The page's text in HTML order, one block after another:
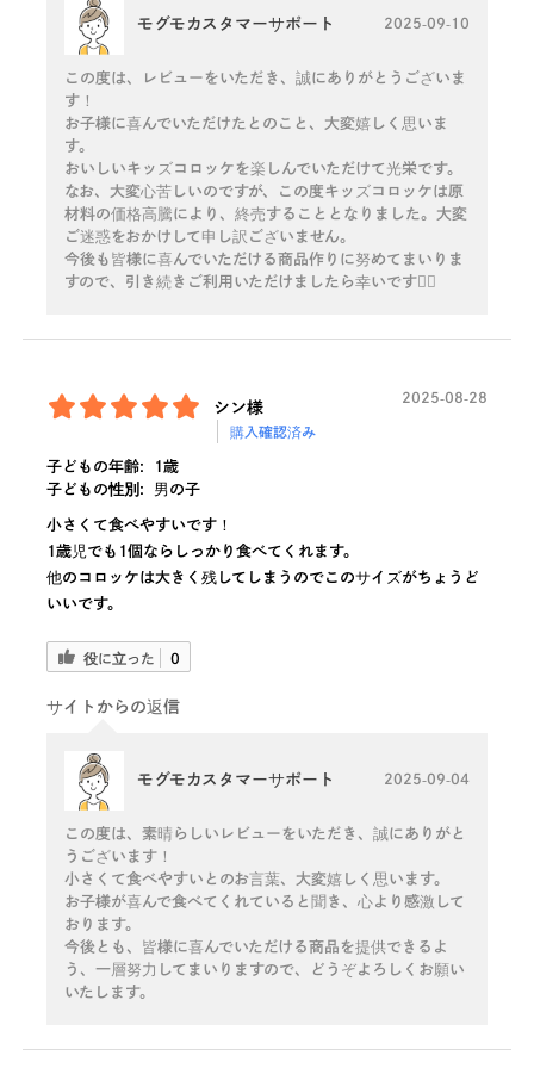
モグモカスタマーサポート 2025-09-10
この度は、レビューをいただき、誠にありがとうございま
す！
お子様に喜んでいただけたとのこと、大変嬉しく思いま
す。
おいしいキッズコロッケを楽しんでいただけて光栄です。
なお、大変心苦しいのですが、この度キッズコロッケは原
材料の価格高騰により、終売することとなりました。大変
ご迷惑をおかけして申し訳ございません。
今後も皆様に喜んでいただける商品作りに努めてまいりま
すので、引き続きご利用いただけましたら幸いです🙇‍♀️
シン様
購入確認済み
2025-08-28
子どもの年齢:
1歳
子どもの性別:
男の子
小さくて食べやすいです！
1歳児でも1個ならしっかり食べてくれます。
他のコロッケは大きく残してしまうのでこのサイズがちょうど
いいです。
役に立った 0
サイトからの返信
モグモカスタマーサポート 2025-09-04
この度は、素晴らしいレビューをいただき、誠にありがと
うございます！
小さくて食べやすいとのお言葉、大変嬉しく思います。
お子様が喜んで食べてくれていると聞き、心より感激して
おります。
今後とも、皆様に喜んでいただける商品を提供できるよ
う、一層努力してまいりますので、どうぞよろしくお願い
いたします。